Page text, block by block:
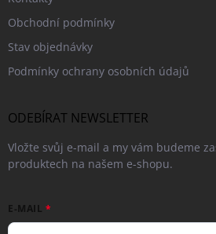
Obchodní podmínky
Stav objednávky
Podmínky ochrany osobních údajů
ODEBÍRAT NEWSLETTER
Vložte svůj e-mail a my vám budeme
produktech na našem e-shopu.
E-MAIL